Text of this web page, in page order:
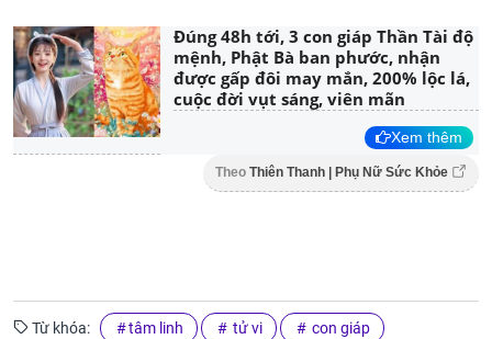
Đúng 48h tới, 3 con giáp Thần Tài độ
mệnh, Phật Bà ban phước, nhận
được gấp đôi may mắn, 200% lộc lá,
cuộc đời vụt sáng, viên mãn
Xem thêm
Theo Thiên Thanh | Phụ Nữ Sức Khỏe
Từ khóa: tâm linh tử vi con giáp